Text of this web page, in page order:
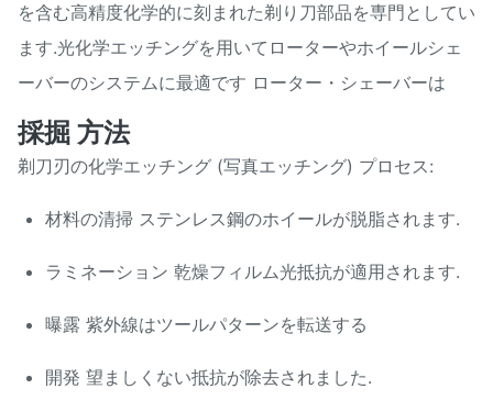
を含む高精度化学的に刻まれた剃り刀部品を専門としてい
ます.光化学エッチングを用いてローターやホイールシェ
ーバーのシステムに最適です ローター・シェーバーは
採掘 方法
剃刀刃の化学エッチング (写真エッチング) プロセス:
材料の清掃 ステンレス鋼のホイールが脱脂されます.
ラミネーション 乾燥フィルム光抵抗が適用されます.
曝露 紫外線はツールパターンを転送する
開発 望ましくない抵抗が除去されました.